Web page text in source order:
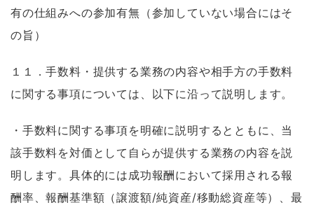
有の仕組みへの参加有無（参加していない場合にはそ
の旨）
１１．手数料・提供する業務の内容や相手方の手数料
に関する事項については、以下に沿って説明します。
・手数料に関する事項を明確に説明するとともに、当
該手数料を対価として自らが提供する業務の内容を説
明します。具体的には成功報酬において採用される報
酬率、報酬基準額（譲渡額/純資産/移動総資産等）、最